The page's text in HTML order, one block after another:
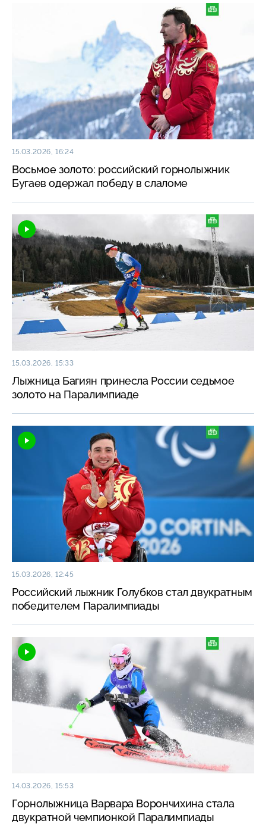
15.03.2026, 16:24
Восьмое золото: российский горнолыжник
Бугаев одержал победу в слаломе
15.03.2026, 15:33
Лыжница Багиян принесла России седьмое
золото на Паралимпиаде
15.03.2026, 12:45
Российский лыжник Голубков стал двукратным
победителем Паралимпиады
14.03.2026, 15:53
Горнолыжница Варвара Ворончихина стала
двукратной чемпионкой Паралимпиады